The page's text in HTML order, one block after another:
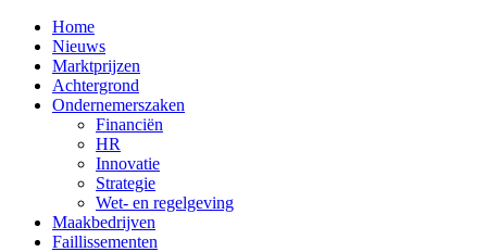
Home
Nieuws
Marktprijzen
Achtergrond
Ondernemerszaken
Financiën
HR
Innovatie
Strategie
Wet- en regelgeving
Maakbedrijven
Faillissementen